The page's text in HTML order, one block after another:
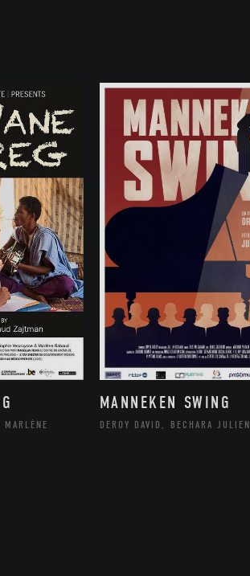
MANNEKEN SWING
DEROY DAVID, BECHARA JULIEN